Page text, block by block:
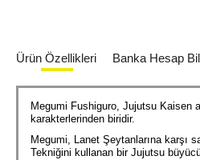
Ürün Özellikleri Banka Hesap
Megumi Fushiguro, Jujutsu Kaisen
karakterlerinden biridir.
Megumi, Lanet Şeytanlarına karşı
Tekniğini kullanan bir Jujutsu